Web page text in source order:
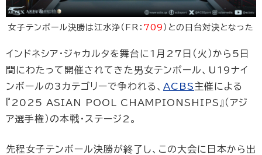
女子テンボール決勝は江水浄（FR： 709 ）との日台対決となった
インドネシア・ジャカルタを舞台に1月27日（火）から5日
間にわたって開催されてきた男女テンボール、U19ナイ
ンボールの3カテゴリーで争われる、 ACBS主催による
『2025 ASIAN POOL CHAMPIONSHIPS』（アジ
ア選手権）の本戦・ステージ2。
先程女子テンボール決勝が終了し、この大会に日本から出